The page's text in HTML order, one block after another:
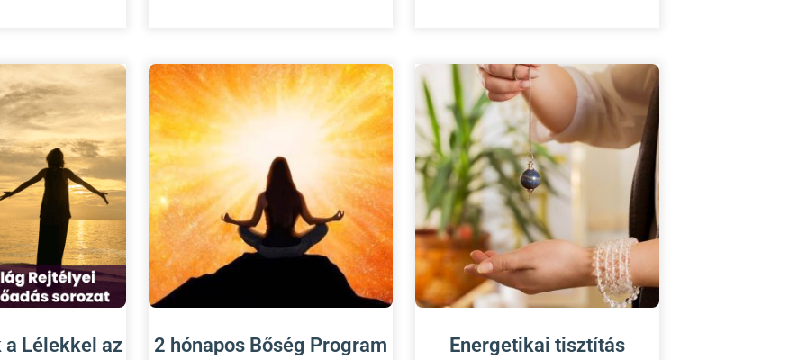
Lélekkel az
2 hónapos Bőség Program
Energetikai tisztítás